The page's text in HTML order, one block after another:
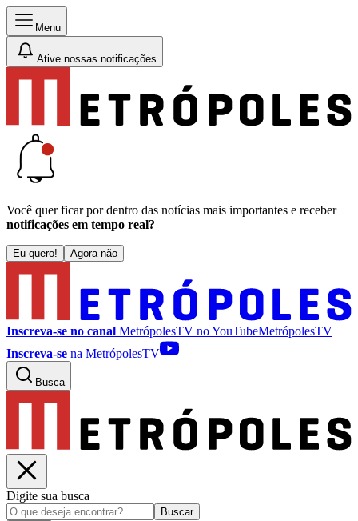
Menu
Ative nossas notificações
Você quer ficar por dentro das notícias mais importantes e receber
notificações em tempo real?
Eu quero! Agora não
Inscreva-se no canal MetrópolesTV noYouTubeMetrópolesTV
Inscreva-se na MetrópolesTV
Busca
Digite sua busca
Buscar